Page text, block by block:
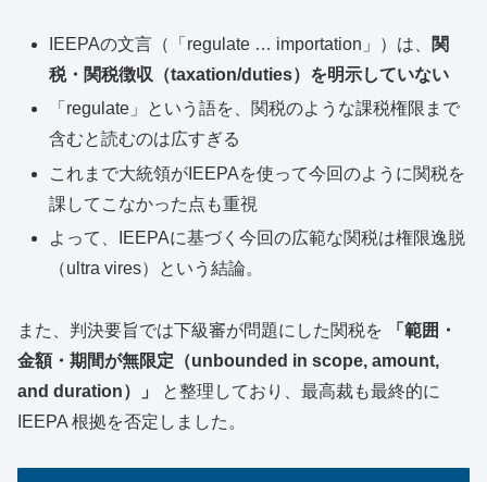
IEEPAの文言（「regulate … importation」）は、
関
税・関税徴収（taxation/duties）を明示していない
「regulate」という語を、関税のような課税権限まで
含むと読むのは広すぎる
これまで大統領がIEEPAを使って今回のように関税を
課してこなかった点も重視
よって、IEEPAに基づく今回の広範な関税は権限逸脱
（ultra vires）という結論。
また、判決要旨では下級審が問題にした関税を
「範囲・
金額・期間が無限定（unbounded in scope, amount,
and duration）」
と整理しており、最高裁も最終的に
IEEPA 根拠を否定しました。